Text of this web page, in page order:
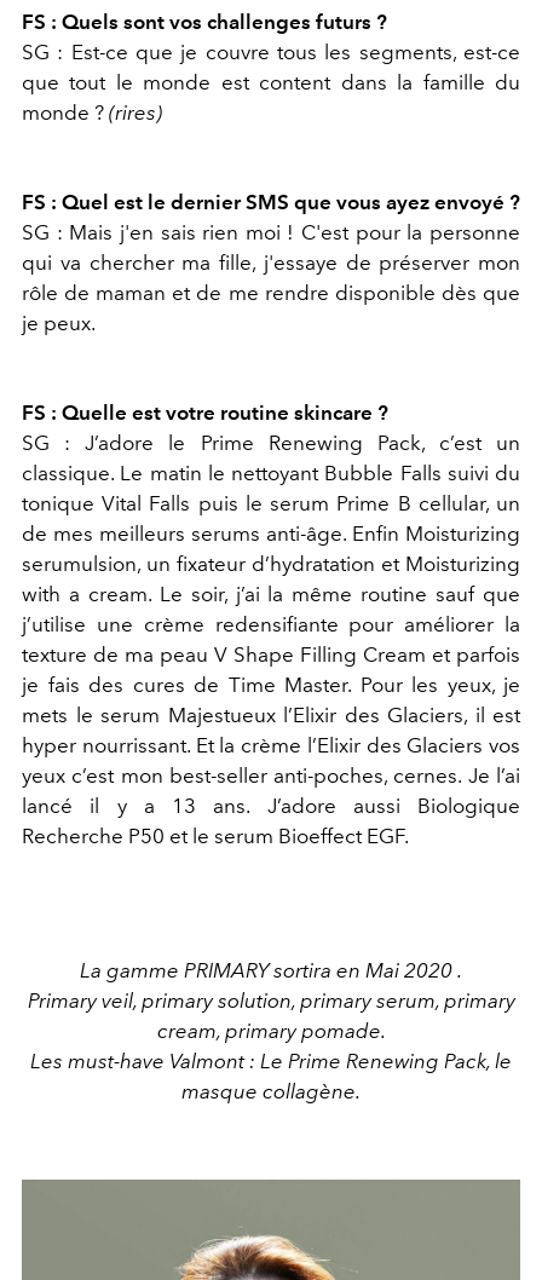
FS : Quels sont vos challenges futurs ?
SG : Est-ce que je couvre tous les segments, est-ce
que tout le monde est content dans la famille du
monde ? (rires)
FS : Quel est le dernier SMS que vous ayez envoyé ?
SG : Mais j'en sais rien moi ! C'est pour la personne
qui va chercher ma fille, j'essaye de préserver mon
rôle de maman et de me rendre disponible dès que
je peux.
FS : Quelle est votre routine skincare ?
SG : J’adore le Prime Renewing Pack, c’est un
classique. Le matin le nettoyant Bubble Falls suivi du
tonique Vital Falls puis le serum Prime B cellular, un
de mes meilleurs serums anti-âge. Enfin Moisturizing
serumulsion, un fixateur d’hydratation et Moisturizing
with a cream. Le soir, j’ai la même routine sauf que
j’utilise une crème redensifiante pour améliorer la
texture de ma peau V Shape Filling Cream et parfois
je fais des cures de Time Master. Pour les yeux, je
mets le serum Majestueux l’Elixir des Glaciers, il est
hyper nourrissant. Et la crème l’Elixir des Glaciers vos
yeux c’est mon best-seller anti-poches, cernes. Je l’ai
lancé il y a 13 ans. J’adore aussi Biologique
Recherche P50 et le serum Bioeffect EGF.
La gamme PRIMARY sortira en Mai 2020 .
Primary veil, primary solution, primary serum, primary
cream, primary pomade.
Les must-have Valmont : Le Prime Renewing Pack, le
masque collagène.